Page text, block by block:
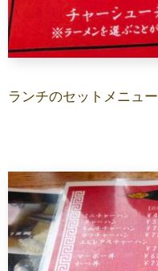
ランチのセットメニュー